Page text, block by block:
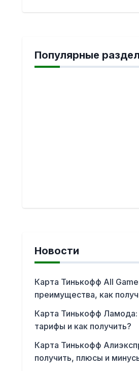
Популярные
Новости
Карта Тинькофф All
преимущества, как
Карта Тинькофф Ламода:
тарифы и как получить?
Карта Тинькофф
получить, плюсы и